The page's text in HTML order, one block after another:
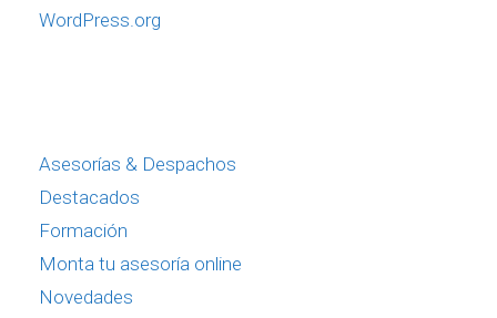
WordPress.org
Asesorías & Despachos
Destacados
Formación
Monta tu asesoría online
Novedades